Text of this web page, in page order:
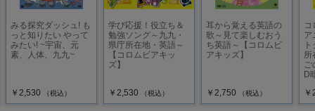
みる探究ダッシュ! も
っと知りたい やって
みたい! ~宇宙、元
素、人体、九九~
￥2,530 （税込）
学び応援！役立ち＆
勉強ソング～九九・
県庁所在地・英語～
【コロムビアキッ
ズ】
￥2,530 （税込）
耳から覚える英語の
歌～見て楽しむおう
ち英語～【コロムビ
アキッズ】
￥2,750 （税込）
ア
所
D